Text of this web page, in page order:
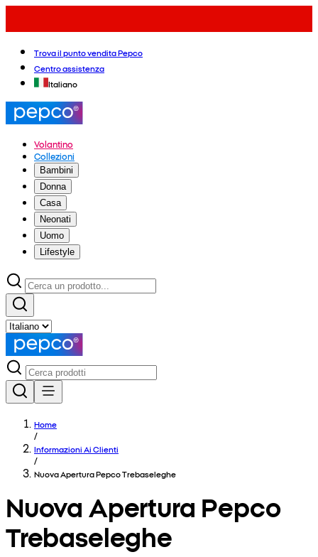
Trova il punto vendita Pepco
Centro assistenza
Italiano
Volantino
Collezioni
Bambini
Donna
Casa
Neonati
Uomo
Lifestyle
Home
/
Informazioni Ai Clienti
/
Nuova Apertura Pepco Trebaseleghe
Nuova Apertura Pepco
Trebaseleghe